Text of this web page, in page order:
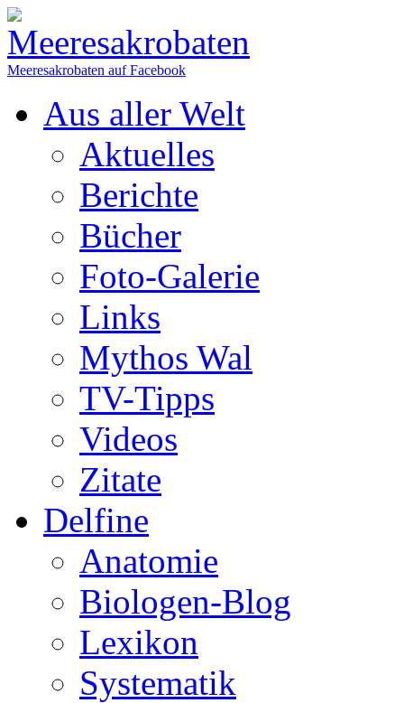
Meeresakrobaten auf Facebook
Aus aller Welt
Aktuelles
Berichte
Bücher
Foto-Galerie
Links
Mythos Wal
TV-Tipps
Videos
Zitate
Delfine
Anatomie
Biologen-Blog
Lexikon
Systematik